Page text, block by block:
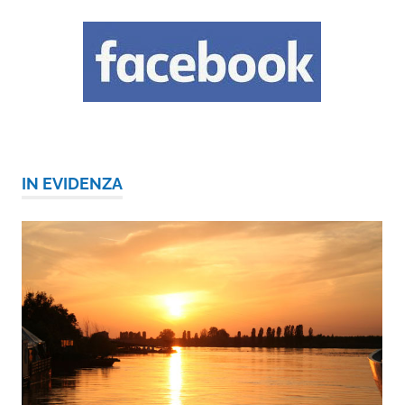
IN EVIDENZA